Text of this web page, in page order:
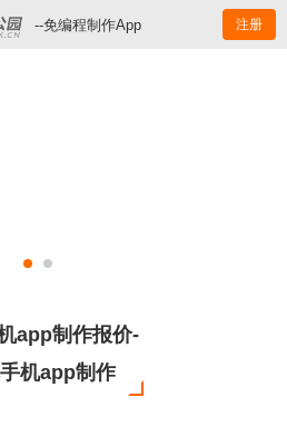
--免编程制作App 注册
app制作报价-
机app制作